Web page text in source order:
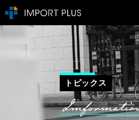
トピックス